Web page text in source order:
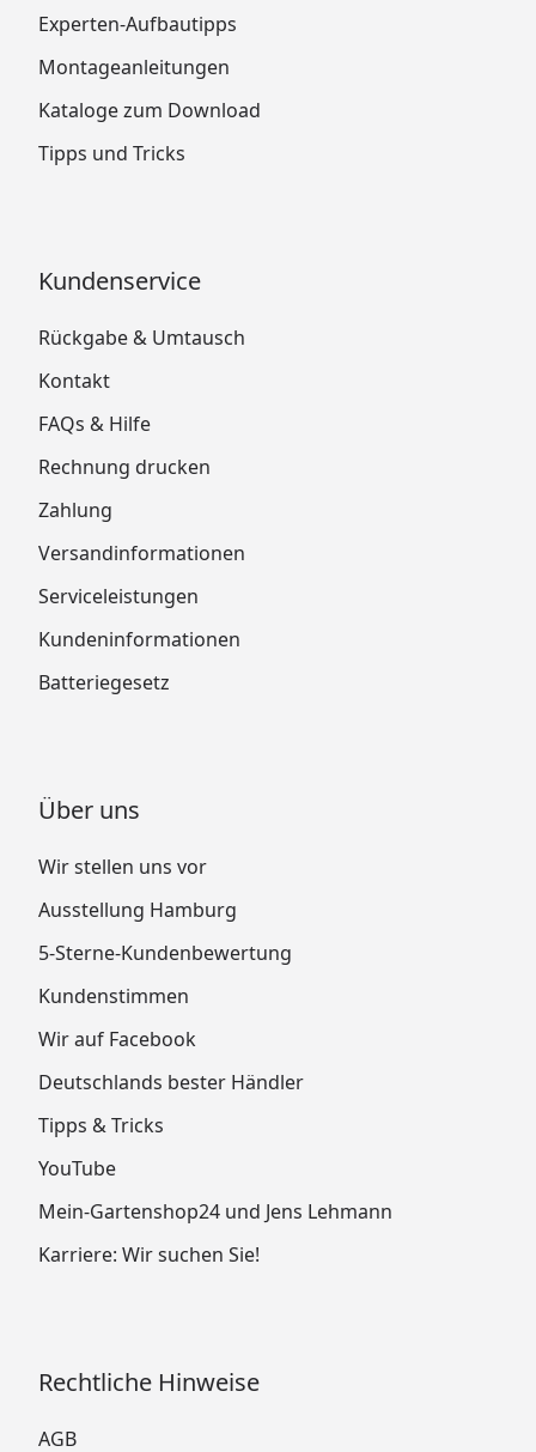
Experten-Aufbautipps
Montageanleitungen
Kataloge zum Download
Tipps und Tricks
Kundenservice
Rückgabe & Umtausch
Kontakt
FAQs & Hilfe
Rechnung drucken
Zahlung
Versandinformationen
Serviceleistungen
Kundeninformationen
Batteriegesetz
Über uns
Wir stellen uns vor
Ausstellung Hamburg
5-Sterne-Kundenbewertung
Kundenstimmen
Wir auf Facebook
Deutschlands bester Händler
Tipps & Tricks
YouTube
Mein-Gartenshop24 und Jens Lehmann
Karriere: Wir suchen Sie!
Rechtliche Hinweise
AGB